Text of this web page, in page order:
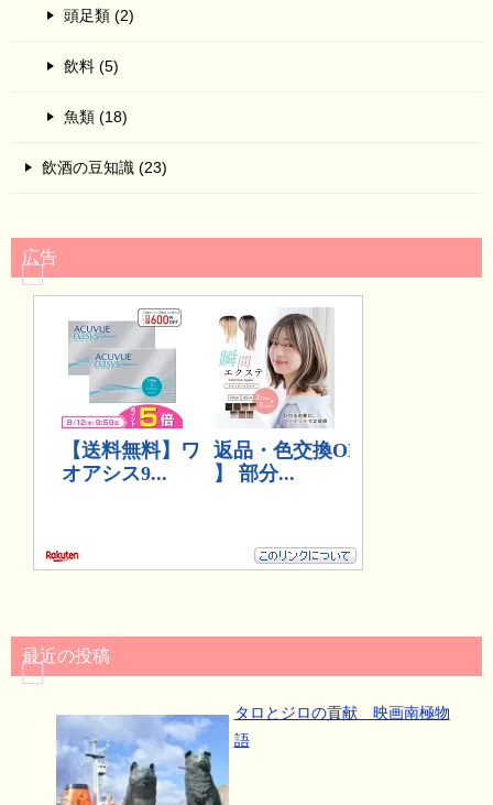
頭足類 (2)
飲料 (5)
魚類 (18)
飲酒の豆知識 (23)
広告
最近の投稿
タロとジロの貢献 映画南極物
語